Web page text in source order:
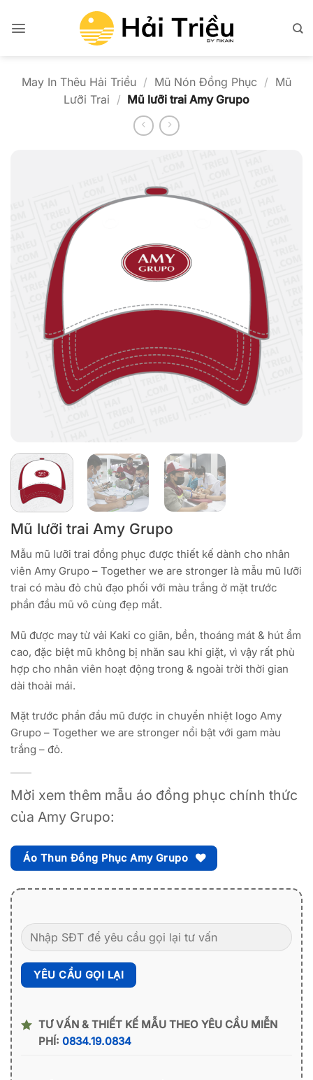
qua
May In Thêu Hải Triều / Mũ Nón Đồng Phục / Mũ
Lưỡi Trai / Mũ lưỡi trai Amy Grupo
Mũ lưỡi trai Amy Grupo
Mẫu mũ lưỡi trai đồng phục được thiết kế dành cho nhân
viên Amy Grupo – Together we are stronger là mẫu mũ lưỡi
trai có màu đỏ chủ đạo phối với màu trắng ở mặt trước
phần đầu mũ vô cùng đẹp mắt.
Mũ được may từ vải Kaki co giãn, bền, thoáng mát & hút ẩm
cao, đặc biệt mũ không bị nhăn sau khi giặt, vì vậy rất phù
hợp cho nhân viên hoạt động trong & ngoài trời thời gian
dài thoải mái.
Mặt trước phần đầu mũ được in chuyển nhiệt logo Amy
Grupo – Together we are stronger nổi bật với gam màu
trắng – đỏ.
Mời xem thêm mẫu áo đồng phục chính thức
của Amy Grupo:
Áo Thun Đồng Phục Amy Grupo
TƯ VẤN & THIẾT KẾ MẪU THEO YÊU CẦU MIỄN
PHÍ: 0834.19.0834